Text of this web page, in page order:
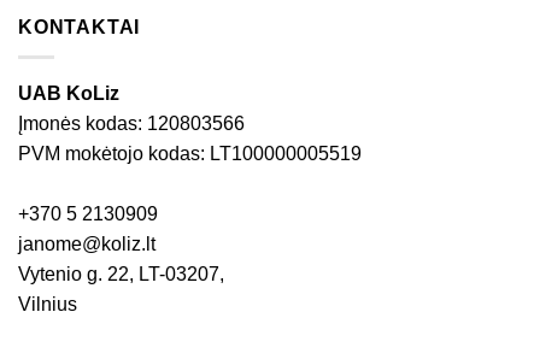
KONTAKTAI
UAB KoLiz
Įmonės kodas: 120803566
PVM mokėtojo kodas: LT100000005519
+370 5 2130909
janome@koliz.lt
Vytenio g. 22, LT-03207,
Vilnius